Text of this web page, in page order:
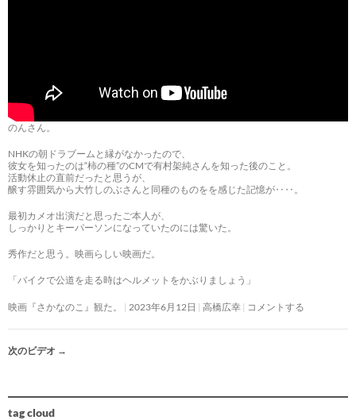
のんさん。
NHKの朝ドラブームと縁がなかったので、
彼女を知ったのは“柿の種”のCMで有村架純さんを知った後のこと。
活動休止の直前だったと思うが、
醸す雰囲気から大竹しのぶさんと同種のものをを感じた記憶が‥‥。
最初カメオ出演だと思ったご本人が、
しっかりとキーパーソンになっていたのには驚いた。
秀作だと思う。映画らしい映画だ。
「バイクで公道を走る時はヘルメットをかぶりましょう」
映画『さかなのこ』観た。 2023年6月12日 高橋広幸 コメントする
次のビデオ →
tag cloud